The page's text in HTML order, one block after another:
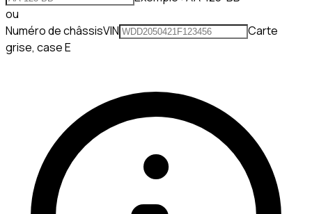
ou
Numéro de châssisVIN
Carte
grise, case E